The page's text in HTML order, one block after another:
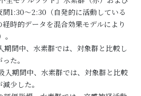
間1:30～2:30（自発的に活動している
時的データを混合効果モデルにより
期間中、水素群では、対象群と比較し
た。
入期間中、水素群では、対象群と比較
少した。